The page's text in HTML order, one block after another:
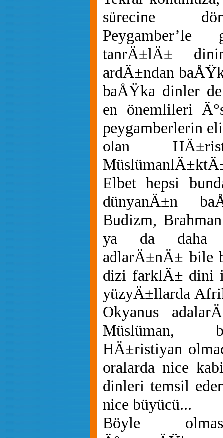
sürecine
tanrÄ±lÄ±
ardÄ±ndan
baÅŸka dinler
en önemlileri
peygamberlerin
olan
Elbet hepsi
dünyanÄ±n
Budizm,
ya da daha
adlarÄ±nÄ± bile
dizi farklÄ± dini
yüzyÄ±llarda
Okyanus
Müslüman,
HÄ±ristiyan
oralarda nice
dinleri temsil
nice büyücü...
Böyle